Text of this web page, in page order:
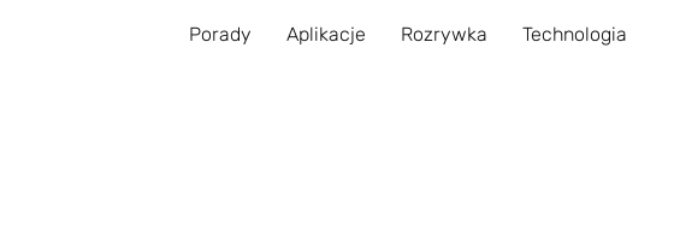
Porady Aplikacje Rozrywka Technologia